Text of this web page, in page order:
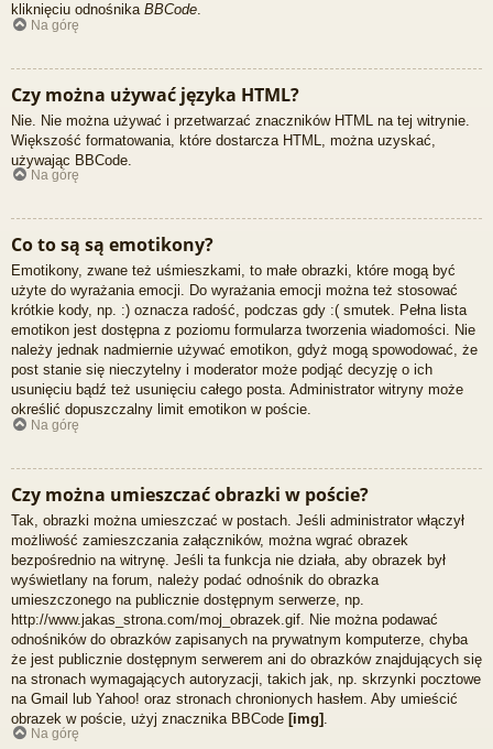
kliknięciu odnośnika BBCode.
Na górę
Czy można używać języka HTML?
Nie. Nie można używać i przetwarzać znaczników HTML na tej witrynie.
Większość formatowania, które dostarcza HTML, można uzyskać,
używając BBCode.
Na górę
Co to są są emotikony?
Emotikony, zwane też uśmieszkami, to małe obrazki, które mogą być
użyte do wyrażania emocji. Do wyrażania emocji można też stosować
krótkie kody, np. :) oznacza radość, podczas gdy :( smutek. Pełna lista
emotikon jest dostępna z poziomu formularza tworzenia wiadomości. Nie
należy jednak nadmiernie używać emotikon, gdyż mogą spowodować, że
post stanie się nieczytelny i moderator może podjąć decyzję o ich
usunięciu bądź też usunięciu całego posta. Administrator witryny może
określić dopuszczalny limit emotikon w poście.
Na górę
Czy można umieszczać obrazki w poście?
Tak, obrazki można umieszczać w postach. Jeśli administrator włączył
możliwość zamieszczania załączników, można wgrać obrazek
bezpośrednio na witrynę. Jeśli ta funkcja nie działa, aby obrazek był
wyświetlany na forum, należy podać odnośnik do obrazka
umieszczonego na publicznie dostępnym serwerze, np.
http://www.jakas_strona.com/moj_obrazek.gif. Nie można podawać
odnośników do obrazków zapisanych na prywatnym komputerze, chyba
że jest publicznie dostępnym serwerem ani do obrazków znajdujących się
na stronach wymagających autoryzacji, takich jak, np. skrzynki pocztowe
na Gmail lub Yahoo! oraz stronach chronionych hasłem. Aby umieścić
obrazek w poście, użyj znacznika BBCode [img]
Na górę